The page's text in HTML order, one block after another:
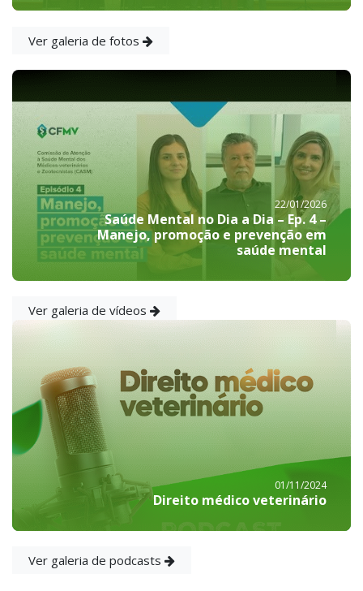
Ver galeria de fotos
22/01/2026
Saúde Mental no Dia a Dia – Ep. 4 –
Manejo, promoção e prevenção em
saúde mental
Ver galeria de vídeos
01/11/2024
Direito médico veterinário
Ver galeria de podcasts